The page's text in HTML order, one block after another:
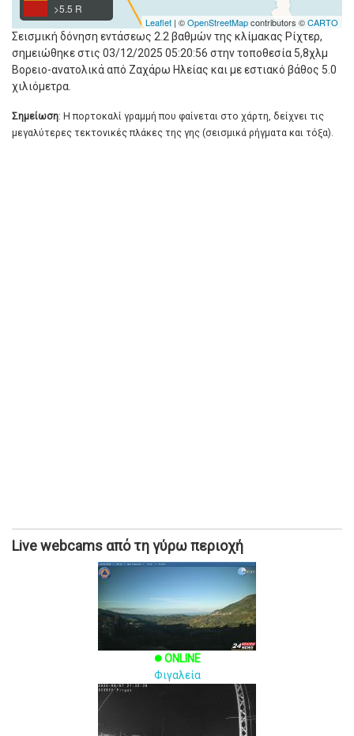
>5.5 R
Leaflet | ©OpenStreetMapcontributors ©CARTO
Σεισμική δόνηση εντάσεως 2.2 βαθμών της κλίμακας Ρίχτερ,
σημειώθηκε στις 03/12/2025 05:20:56 στην τοποθεσία 5,8χλμ
Βορειο-ανατολικά από Ζαχάρω Ηλείας και με εστιακό βάθος 5.0
χιλιόμετρα.
Σημείωση: Η πορτοκαλί γραμμή που φαίνεται στο χάρτη, δείχνει τις
μεγαλύτερες τεκτονικές πλάκες της γης (σεισμικά ρήγματα και τόξα).
Live webcams από τη γύρω περιοχή
brightness_1 ONLINE
Φιγαλεία